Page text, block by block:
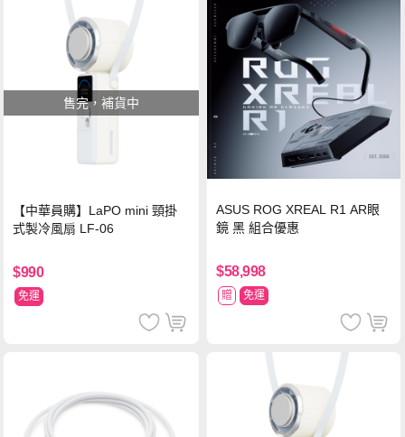
售完，補貨中
【中華員購】LaPO mini 頸掛
式製冷風扇 LF-06
$990
免運
ASUS ROG XREAL R1 AR眼
鏡 黑 組合優惠
$58,998
贈 免運